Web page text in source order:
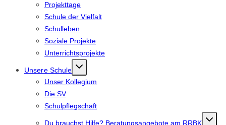
Projekttage
Schule der Vielfalt
Schulleben
Soziale Projekte
Unterrichtsprojekte
Unsere Schule
Unser Kollegium
Die SV
Schulpflegschaft
Du brauchst Hilfe? Beratungsangebote am RRBK